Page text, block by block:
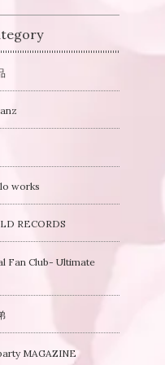
works
RECORDS
Fan Club- Ultimate
MAGAZINE